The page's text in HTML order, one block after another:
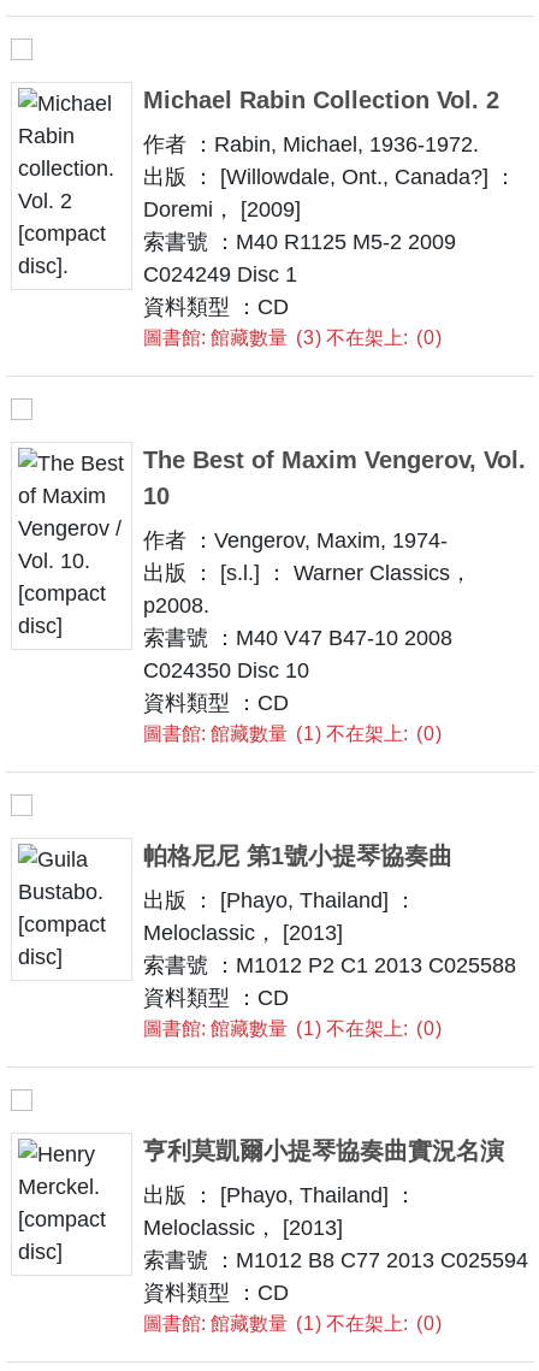
Michael Rabin Collection Vol. 2
作者 ：Rabin, Michael, 1936-1972.
出版 ： [Willowdale, Ont., Canada?] ：
Doremi， [2009]
索書號 ：M40 R1125 M5-2 2009
C024249 Disc 1
資料類型 ：CD
圖書館: 館藏數量 3 不在架上: 0
The Best of Maxim Vengerov, Vol.
10
作者 ：Vengerov, Maxim, 1974-
出版 ： [s.l.] ： Warner Classics，
p2008.
索書號 ：M40 V47 B47-10 2008
C024350 Disc 10
資料類型 ：CD
圖書館: 館藏數量 1 不在架上: 0
帕格尼尼 第1號小提琴協奏曲
出版 ： [Phayo, Thailand] ：
Meloclassic， [2013]
索書號 ：M1012 P2 C1 2013 C025588
資料類型 ：CD
圖書館: 館藏數量 1 不在架上: 0
亨利莫凱爾小提琴協奏曲實況名演
出版 ： [Phayo, Thailand] ：
Meloclassic， [2013]
索書號 ：M1012 B8 C77 2013 C025594
資料類型 ：CD
圖書館: 館藏數量 1 不在架上: 0